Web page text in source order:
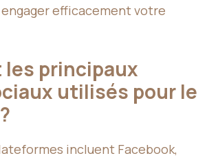
efficacement votre
les principaux
utilisés pour le
incluent Facebook,